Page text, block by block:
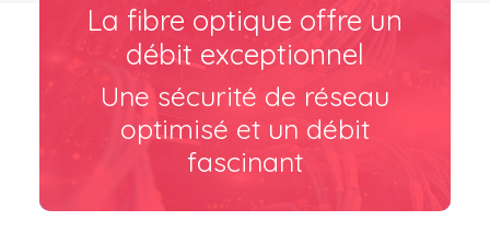
La fibre optique offre un
débit exceptionnel
Une sécurité de réseau
optimisé et un débit
fascinant